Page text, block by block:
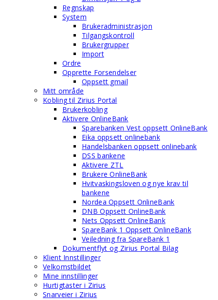
Regnskap
System
Brukeradministrasjon
Tilgangskontroll
Brukergrupper
Import
Ordre
Opprette Forsendelser
Oppsett gmail
Mitt område
Kobling til Zirius Portal
Brukerkobling
Aktivere OnlineBank
Sparebanken Vest oppsett OnlineBank
Eika oppsett onlinebank
Handelsbanken oppsett onlinebank
DSS bankene
Aktivere ZTL
Brukere OnlineBank
Hvitvaskingsloven og nye krav til
bankene
Nordea Oppsett OnlineBank
DNB Oppsett OnlineBank
Nets Oppsett OnlineBank
SpareBank 1 Oppsett OnlineBank
Veiledning fra SpareBank 1
Dokumentflyt og Zirius Portal Bilag
Klient Innstillinger
Velkomstbildet
Mine innstillinger
Hurtigtaster i Zirius
Snarveier i Zirius